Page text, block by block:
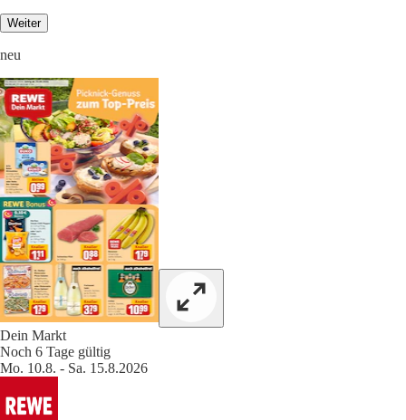
Weiter
neu
Dein Markt
Noch 6 Tage gültig
Mo. 10.8. - Sa. 15.8.2026